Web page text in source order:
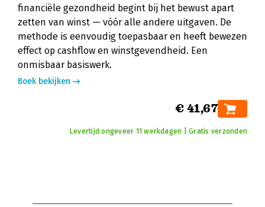
financiële gezondheid begint bij het bewust apart
zetten van winst — vóór alle andere uitgaven. De
methode is eenvoudig toepasbaar en heeft bewezen
effect op cashflow en winstgevendheid. Een
onmisbaar basiswerk.
Boek bekijken
€ 41,67
Levertijd ongeveer 11 werkdagen | Gratis verzonden